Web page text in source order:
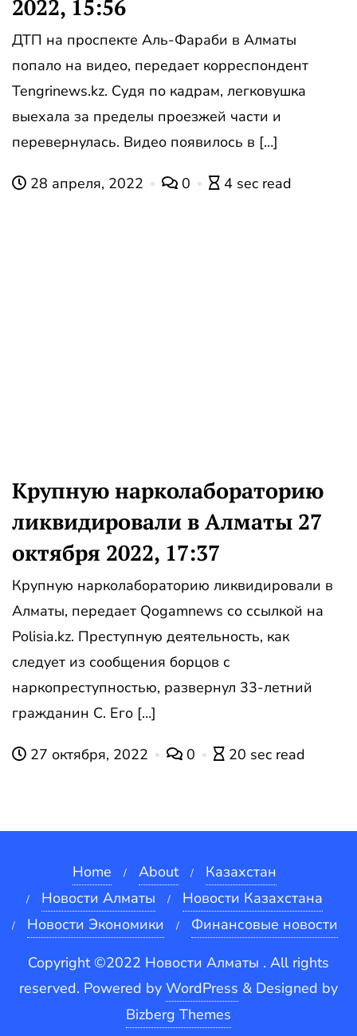
2022, 15:56
ДТП на проспекте Аль-Фараби в Алматы
попало на видео, передает корреспондент
Tengrinews.kz. Судя по кадрам, легковушка
выехала за пределы проезжей части и
перевернулась. Видео появилось в […]
28 апреля, 2022 0 4 sec read
Крупную нарколабораторию
ликвидировали в Алматы 27
октября 2022, 17:37
Крупную нарколабораторию ликвидировали в
Алматы, передает Qogamnews со ссылкой на
Polisia.kz. Преступную деятельность, как
следует из сообщения борцов с
наркопреступностью, развернул 33-летний
гражданин С. Его […]
27 октября, 2022 0 20 sec read
Home About
Казахстан
Новости Алматы
Новости Казахстана
Новости Экономики
Финансовые новости
Copyright ©2022 Новости Алматы . All rights
reserved. Powered by WordPress & Designed by
Bizberg Themes